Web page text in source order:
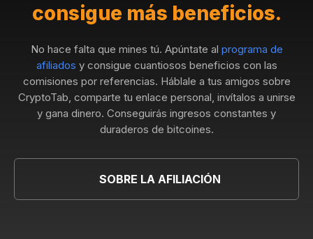
consigue más beneficios.
No hace falta que mines tú. Apúntate al programa de
afiliados y consigue cuantiosos beneficios con las
comisiones por referencias. Háblale a tus amigos sobre
CryptoTab, comparte tu enlace personal, invítalos a unirse
y gana dinero. Conseguirás ingresos constantes y
duraderos de bitcoines.
SOBRE LA AFILIACIÓN